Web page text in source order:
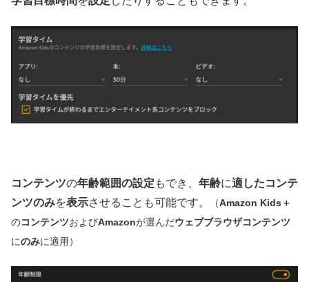
コンテンツの年齢範囲の設定 もでき、 年齢に適したコンテ
ンツのみを表示させることも可能です。 （Amazon Kids＋
のコンテンツおよびAmazonが選んだウェブブラウザコンテンツ
にのみに適用）